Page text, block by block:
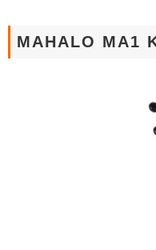
MAHALO MA1